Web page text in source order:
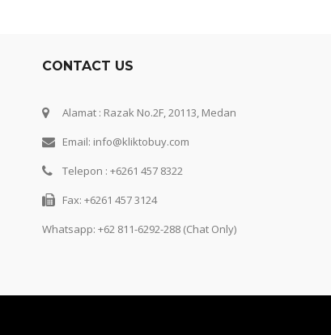
CONTACT US
Alamat : Razak No.2F, 20113, Medan
Email: info@kliktobuy.com
Telepon : +6261 457 8322
Fax: +6261 457 3124
Whatsapp: +62 811-6292-288 (Chat Only)